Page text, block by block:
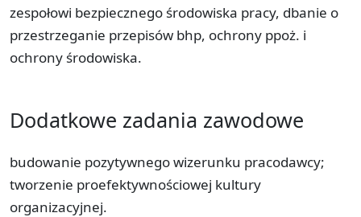
zespołowi bezpiecznego środowiska pracy, dbanie o
przestrzeganie przepisów bhp, ochrony ppoż. i
ochrony środowiska.
Dodatkowe zadania zawodowe
budowanie pozytywnego wizerunku pracodawcy;
tworzenie proefektywnościowej kultury
organizacyjnej.